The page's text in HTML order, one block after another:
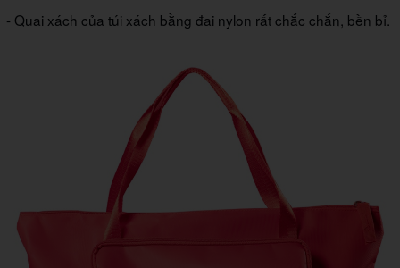
- Quai xách của túi xách bằng đai nylon rất chắc chắn, bền bỉ.